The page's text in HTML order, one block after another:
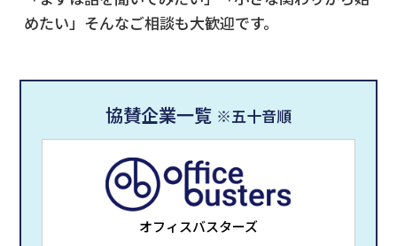
めたい」そんなご相談も大歓迎です。
協賛企業一覧 ※五十音順
オフィスバスターズ